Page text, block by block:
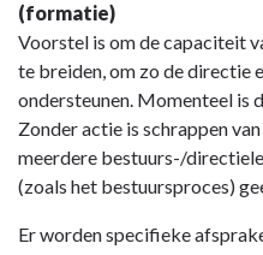
(formatie)
Voorstel is om de capaciteit
te breiden, om zo de directie
ondersteunen. Momenteel is
Zonder actie is schrappen
meerdere bestuurs-/
(zoals het bestuursproces)
Er worden specifieke